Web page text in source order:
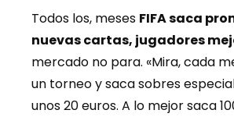
Todos los, meses FIFA saca
nuevas cartas, jugadores
mercado no para. «Mira, cada
un torneo y saca sobres
unos 20 euros. A lo mejor saca